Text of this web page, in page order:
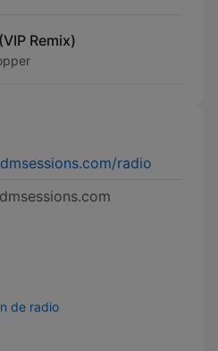
Remix)
radio
de radio